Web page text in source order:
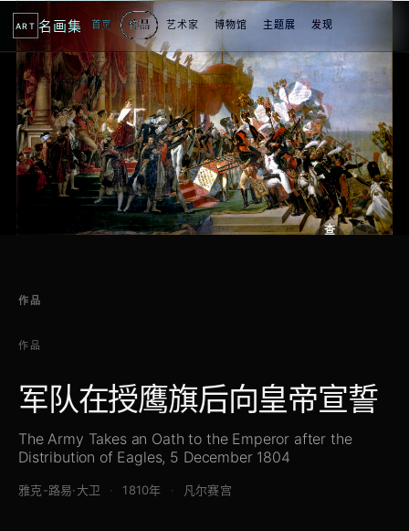
ART 名画集 首页 作品 艺术家 博物馆 主题展 发现
3
个
看
点
1
2
3
查
作品
作品
军队在授鹰旗后向皇帝宣誓
The Army Takes an Oath to the Emperor after the
Distribution of Eagles, 5 December 1804
雅克-路易·大卫 1810年 凡尔赛宫